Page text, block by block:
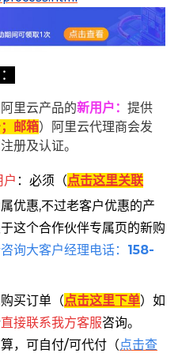
里云产品的新用户 ： 提供
邮箱）阿里云代理商会发
册及认证。
户 ： 必须 （点击这里关联
优惠,不过老客户优惠的产
这个合作伙伴专属页的新购
询大客户经理电话： 158-
买订单（点击这里下单） 如
直接联系我方客服咨询。
，可自付/可代付（点击查